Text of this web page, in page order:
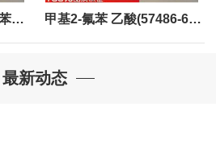
甲基2-氟苯 乙酸(57486-67-
最新动态